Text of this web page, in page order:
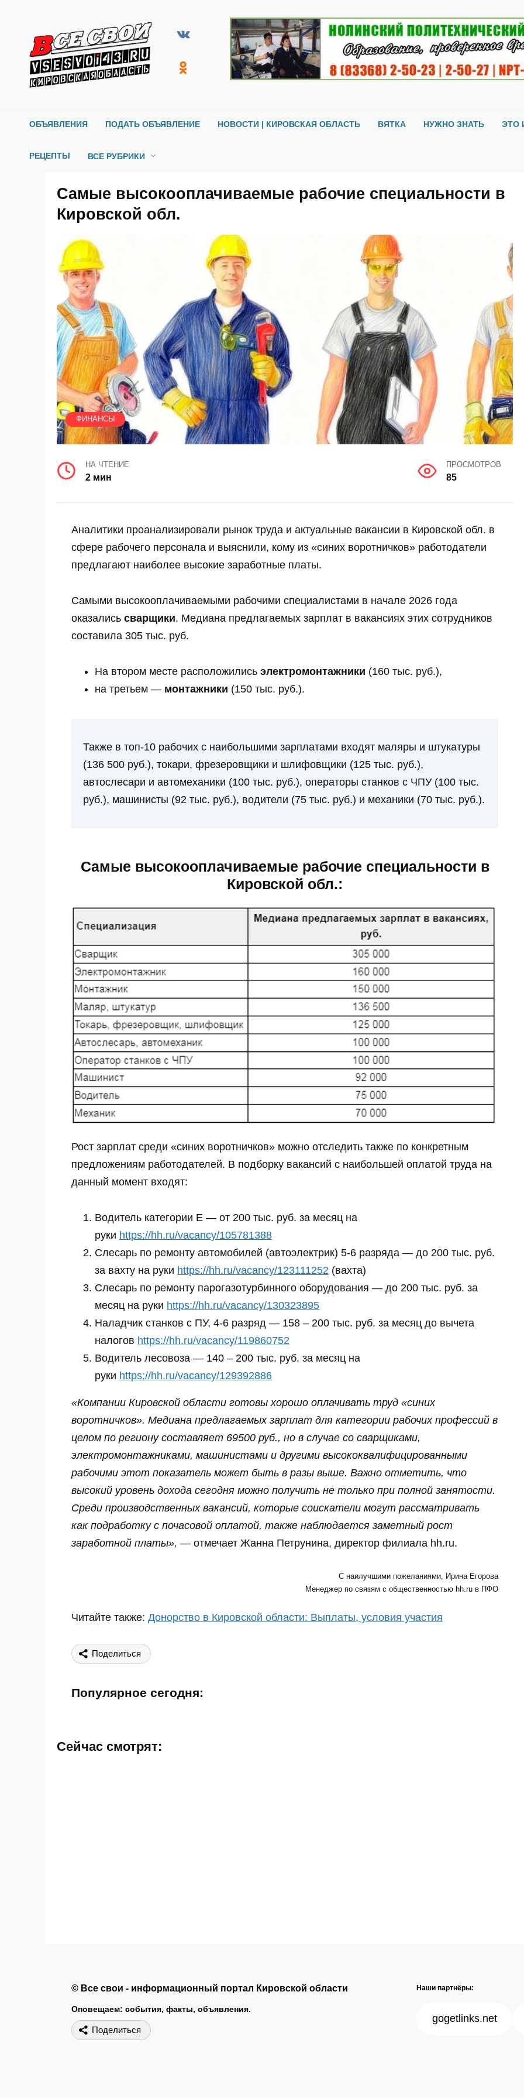
содержанию
ОБЪЯВЛЕНИЯ ПОДАТЬ ОБЪЯВЛЕНИЕ НОВОСТИ | КИРОВСКАЯ ОБЛАСТЬ ВЯТКА НУЖНО ЗНАТЬ ЭТО
РЕЦЕПТЫ ВСЕ РУБРИКИ
Самые высокооплачиваемые рабочие специальности в
Кировской обл.
ФИНАНСЫ
НА ЧТЕНИЕ
2 мин
ПРОСМОТРОВ
85
Аналитики проанализировали рынок труда и актуальные вакансии в Кировской обл. в
сфере рабочего персонала и выяснили, кому из «синих воротничков» работодатели
предлагают наиболее высокие заработные платы.
Самыми высокооплачиваемыми рабочими специалистами в начале 2026 года
оказались сварщики. Медиана предлагаемых зарплат в вакансиях этих сотрудников
составила 305 тыс. руб.
На втором месте расположились электромонтажники (160 тыс. руб.),
на третьем — монтажники (150 тыс. руб.).
Также в топ-10 рабочих с наибольшими зарплатами входят маляры и штукатуры
(136 500 руб.), токари, фрезеровщики и шлифовщики (125 тыс. руб.),
автослесари и автомеханики (100 тыс. руб.), операторы станков с ЧПУ (100 тыс.
руб.), машинисты (92 тыс. руб.), водители (75 тыс. руб.) и механики (70 тыс. руб.).
Самые высокооплачиваемые рабочие специальности в
Кировской обл.:
Рост зарплат среди «синих воротничков» можно отследить также по конкретным
предложениям работодателей. В подборку вакансий с наибольшей оплатой труда на
данный момент входят:
Водитель категории Е — от 200 тыс. руб. за месяц на
руки https://hh.ru/vacancy/105781388
Слесарь по ремонту автомобилей (автоэлектрик) 5-6 разряда — до 200 тыс. руб.
за вахту на руки https://hh.ru/vacancy/123111252 (вахта)
Слесарь по ремонту парогазотурбинного оборудования — до 200 тыс. руб. за
месяц на руки https://hh.ru/vacancy/130323895
Наладчик станков с ПУ, 4-6 разряд — 158 – 200 тыс. руб. за месяц до вычета
налогов https://hh.ru/vacancy/119860752
Водитель лесовоза — 140 – 200 тыс. руб. за месяц на
руки https://hh.ru/vacancy/129392886
«Компании Кировской области готовы хорошо оплачивать труд «синих
воротничков». Медиана предлагаемых зарплат для категории рабочих профессий в
целом по региону составляет 69500 руб., но в случае со сварщиками,
электромонтажниками, машинистами и другими высококвалифицированными
рабочими этот показатель может быть в разы выше. Важно отметить, что
высокий уровень дохода сегодня можно получить не только при полной занятости.
Среди производственных вакансий, которые соискатели могут рассматривать
как подработку с почасовой оплатой, также наблюдается заметный рост
заработной платы», — отмечает Жанна Петрунина, директор филиала hh.ru.
С наилучшими пожеланиями, Ирина Егорова
Менеджер по связям с общественностью hh.ru в ПФО
Читайте также: Донорство в Кировской области: Выплаты, условия участия
Поделиться
Популярное сегодня:
Этот танец невесты оставит вас
слов! Пересмотрела 10 раз
Сейчас смотрят:
© Все свои - информационный портал Кировской области
Оповещаем: события, факты, объявления.
Поделиться
Наши партнёры:
gogetlinks.net